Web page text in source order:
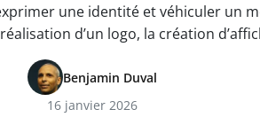
une identité et véhiculer un
d’un logo, la création
Benjamin Duval
16 janvier 2026